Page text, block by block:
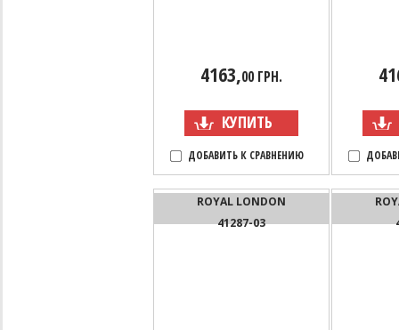
4163,00 ГРН.
КУПИТЬ
ДОБАВИТЬ К СРАВНЕНИЮ
ROYAL LONDON
41287-03